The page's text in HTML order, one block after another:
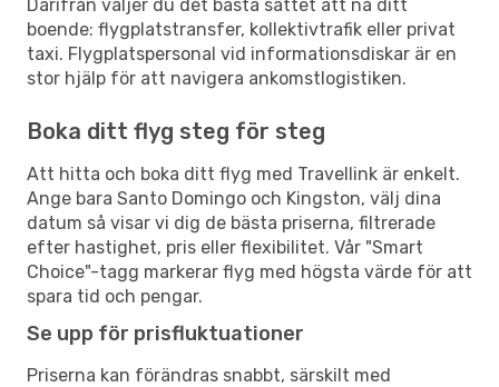
Därifrån väljer du det bästa sättet att nå ditt
boende: flygplatstransfer, kollektivtrafik eller privat
taxi. Flygplatspersonal vid informationsdiskar är en
stor hjälp för att navigera ankomstlogistiken.
Boka ditt flyg steg för steg
Att hitta och boka ditt flyg med Travellink är enkelt.
Ange bara Santo Domingo och Kingston, välj dina
datum så visar vi dig de bästa priserna, filtrerade
efter hastighet, pris eller flexibilitet. Vår "Smart
Choice"-tagg markerar flyg med högsta värde för att
spara tid och pengar.
Se upp för prisfluktuationer
Priserna kan förändras snabbt, särskilt med